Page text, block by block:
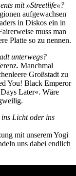
mit »Streetlife«?
aufgewachsen
in Diskos ein in
muss man
Platte so zu nennen.
unterwegs?
Manchmal
Großstadt zu
You! Black Emperor
Later«. Wäre
Licht oder ins
mit unserem Yogi
uns dabei endlich